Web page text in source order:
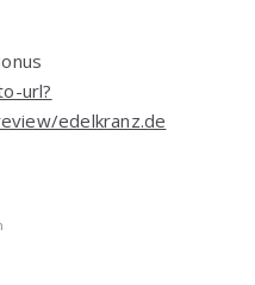
url?
edelkranz.de